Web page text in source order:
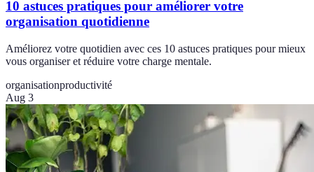
10 astuces pratiques pour améliorer votre
organisation quotidienne
Améliorez votre quotidien avec ces 10 astuces pratiques pour mieux
vous organiser et réduire votre charge mentale.
organisationproductivité
Aug 3